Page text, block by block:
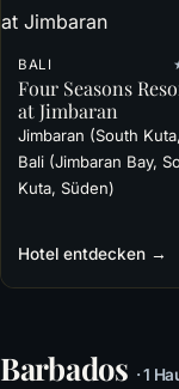
BALI
Four Seasons
at Jimbaran
Jimbaran (South
Bali (Jimbaran Bay,
Kuta, Süden)
Hotel entdecken →
Barbados · 1